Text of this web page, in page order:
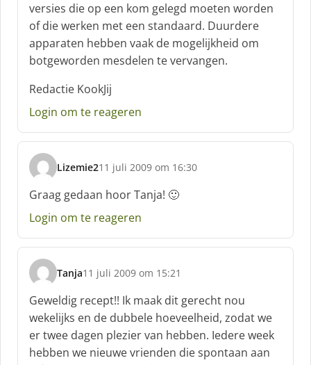
versies die op een kom gelegd moeten worden
of die werken met een standaard. Duurdere
apparaten hebben vaak de mogelijkheid om
botgeworden mesdelen te vervangen.
Redactie KookJij
Login om te reageren
Lizemie2
s
c
h
r
e
f
:
11 juli 2009 om 16:30
Graag gedaan hoor Tanja! 🙂
Login om te reageren
Tanja
s
c
h
r
e
e
11 juli 2009 om 15:21
Geweldig recept!! Ik maak dit gerecht nou
wekelijks en de dubbele hoeveelheid, zodat we
er twee dagen plezier van hebben. Iedere week
hebben we nieuwe vrienden die spontaan aan